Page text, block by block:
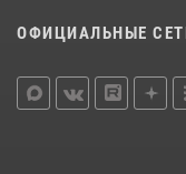
ОФИЦИАЛЬНЫЕ